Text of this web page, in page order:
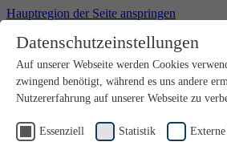
Hauptregion der Seite anspringen
Willkommen bei futureSAX - der
Freistaates Sachsen.
Suchfeld
DE
Datenschutzeinstellungen
Auf unserer Webseite werden Cookies
zwingend benötigt, während es uns andere
Nutzererfahrung auf unserer Webseite zu
Essenziell Statistik